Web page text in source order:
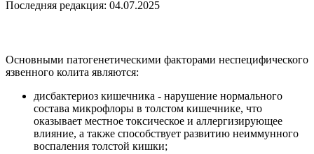
Последняя редакция: 04.07.2025
Основными патогенетическими факторами неспецифического
язвенного колита являются:
дисбактериоз кишечника - нарушение нормального
состава микрофлоры в толстом кишечнике, что
оказывает местное токсическое и аллергизирующее
влияние, а также способствует развитию неиммунного
воспаления толстой кишки;